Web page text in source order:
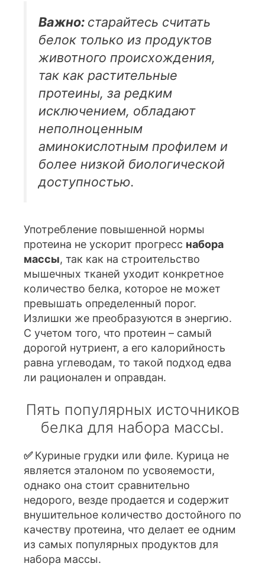
Важно: старайтесь считать
белок только из продуктов
животного происхождения,
так как растительные
протеины, за редким
исключением, обладают
неполноценным
аминокислотным профилем и
более низкой биологической
доступностью.
Употребление повышенной нормы
протеина не ускорит прогресс набора
массы, так как на строительство
мышечных тканей уходит конкретное
количество белка, которое не может
превышать определенный порог.
Излишки же преобразуются в энергию.
С учетом того, что протеин – самый
дорогой нутриент, а его калорийность
равна углеводам, то такой подход едва
ли рационален и оправдан.
Пять популярных источников
белка для набора массы.
✅Куриные грудки или филе. Курица не
является эталоном по усвояемости,
однако она стоит сравнительно
недорого, везде продается и содержит
внушительное количество достойного по
качеству протеина, что делает ее одним
из самых популярных продуктов для
набора массы.